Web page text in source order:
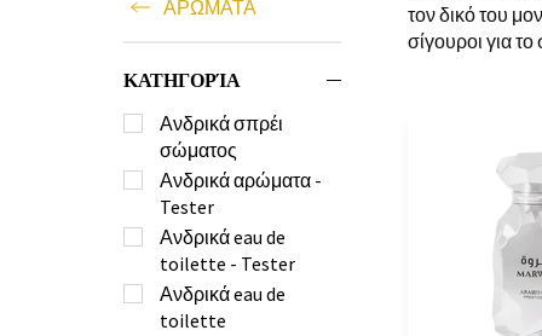
ΑΡΩΜΑΤΑ
ΚΑΤΗΓΟΡΊΑ
Ανδρικά σπρέι
σώματος
Ανδρικά αρώματα -
Tester
Ανδρικά eau de
toilette - Tester
Ανδρικά eau de
toilette
τον δικό του
σίγουροι για